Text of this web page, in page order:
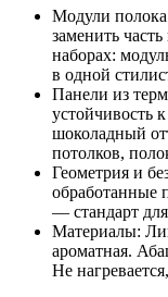
Модули
заменить
наборах:
в одной
Панели из
устойчивость
шоколадный
потолков,
Геометрия и
обработанные
— стандарт
Материалы:
ароматная.
Не